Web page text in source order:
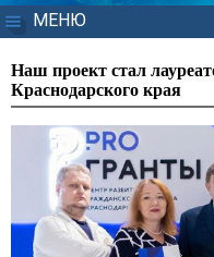
МЕНЮ
Наш проект стал
Краснодарского края